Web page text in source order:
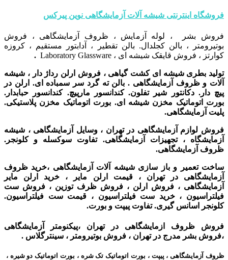
فروشگاه اینترنتی شیشه آلات آزمایشگاهی نوین پیرکس
فروش بشر ، لوله آزمایش ، ظروف آزمایشگاهی ، فروش
بوتیرومتر ، بالن کجلدال. بالن تقطیر ، آدابتور مستقیم ، کروزه
کوارتز ، فروش قایقک شیشه ای ، Laboratory Glassware
.
تولید بطری شیشه ای کشت گیاهی ، فروش ارلن رداژ دار ، شیشه
آلات و ظروف آزمایشگاهی . بالن ته گرد سر سمباده ای. ارلن در
پیچ دار. دکانتور شیر تفلون. کندانسور مارپیچ. کندانسور حبابدار.
بورت اتوماتیک مخزن شیشه ای. بورت اتوماتیک مخزن پلاستیکی.
پلیت آزمایشگاهی.
فروش لوازم آزمایشگاهی در تهران ، وسایل آزمایشگاهی ، شیشه
آزمایشگاه ، تجهیزات آزمایشگاهی. تفاوت سوکسله و کلونجر.
ظروف آزمایشگاهی.
ساخت تعمیر و باز سازی شیشه آلات آزمایشگاهی ،خرید ظروف
آزمایشگاهی در تهران ،قیمت ارلن مایر ، خرید ارلن مایر
آزمایشگاهی ، فروش ارلن ، فروش ظرف توزین ، فروش ست
فیلتراسیون ، خرید ست فیلتراسیون ، قیمت ست فیلتراسیون.
کلونجر اسانس گیری. تفاوت پیپت و بورت.
فروش ظروف ازمایشگاهی در تهران ،پیکنومتر آزمایشگاهی
،فروش بشر مدرج در تهران ، فروش بوتیرومتر ، سینترگلاس .
ظروف آزمایشگاهی ، پیپت ، بورت اتوماتیک تک شره ، بورت اتوماتیک دو شیره ،